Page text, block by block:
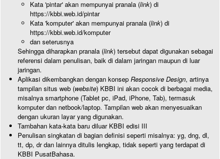
Kata 'pintar' akan mempunyai pranala (link) di
https://kbbi.web.id/pintar
Kata 'komputer' akan mempunyai pranala (link) di
https://kbbi.web.id/komputer
dan seterusnya
Sehingga diharapkan pranala (link) tersebut dapat digunakan sebagai
referensi dalam penulisan, baik di dalam jaringan maupun di luar
jaringan.
Aplikasi dikembangkan dengan konsep Responsive Design, artinya
tampilan situs web (website) KBBI ini akan cocok di berbagai media,
misalnya smartphone (Tablet pc, iPad, iPhone, Tab), termasuk
komputer dan netbook/laptop. Tampilan web akan menyesuaikan
dengan ukuran layar yang digunakan.
Tambahan kata-kata baru diluar KBBI edisi III
Penulisan singkatan di bagian definisi seperti misalnya: yg, dng, dl,
tt, dp, dr dan lainnya ditulis lengkap, tidak seperti yang terdapat di
KBBI PusatBahasa.